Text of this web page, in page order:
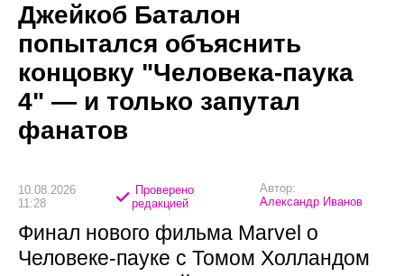
Джейкоб Баталон
попытался объяснить
концовку "Человека-паука
4" — и только запутал
фанатов
10.08.2026
11:28
Проверено
редакцией
Автор:
Александр Иванов
Финал нового фильма Marvel о
Человеке-пауке с Томом Холландом